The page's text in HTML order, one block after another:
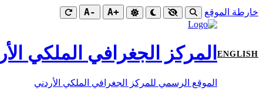
خارطة الموقع +A
-A
ENGLISH المركز الجغرافي الملكي
الموقع الرسمي للمركز الجغرافي الملكي الأردني